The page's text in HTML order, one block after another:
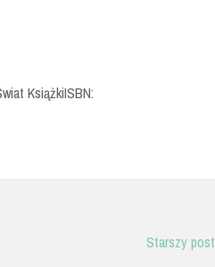
KsiążkiISBN:
Starszy post